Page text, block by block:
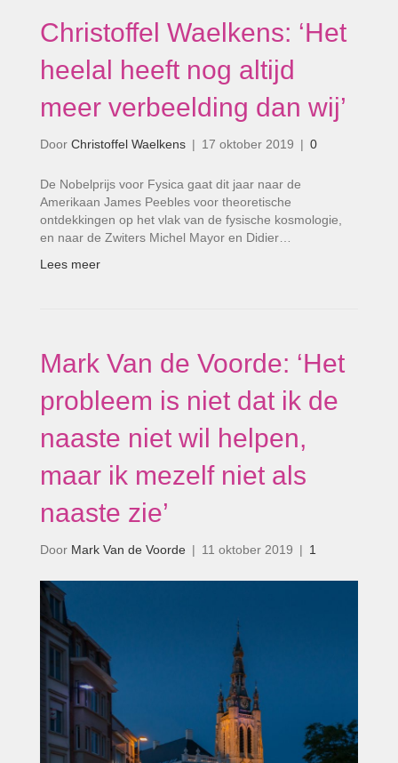
Christoffel Waelkens: ‘Het
heelal heeft nog altijd
meer verbeelding dan wij’
Door Christoffel Waelkens | 17 oktober 2019 | 0
De Nobelprijs voor Fysica gaat dit jaar naar de
Amerikaan James Peebles voor theoretische
ontdekkingen op het vlak van de fysische kosmologie,
en naar de Zwiters Michel Mayor en Didier…
Lees meer
Mark Van de Voorde: ‘Het
probleem is niet dat ik de
naaste niet wil helpen,
maar ik mezelf niet als
naaste zie’
Door Mark Van de Voorde | 11 oktober 2019 | 1